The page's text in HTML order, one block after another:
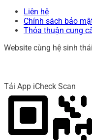
Liên hệ
Chính sách bảo
Thỏa thuận cung
Website cùng hệ sinh
Tải App iCheck Scan